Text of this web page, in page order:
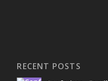
RECENT POSTS